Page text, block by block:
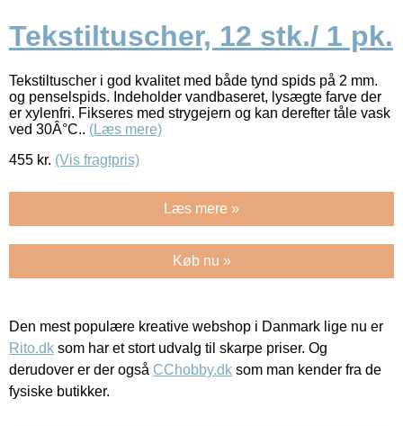
Tekstiltuscher, 12 stk./ 1 pk.
Tekstiltuscher i god kvalitet med både tynd spids på 2 mm.
og penselspids. Indeholder vandbaseret, lysægte farve der
er xylenfri. Fikseres med strygejern og kan derefter tåle vask
ved 30Â°C.. (Læs mere)
455 kr. (Vis fragtpris)
Læs mere »
Køb nu »
Den mest populære kreative webshop i Danmark lige nu er
Rito.dk som har et stort udvalg til skarpe priser. Og
derudover er der også CChobby.dk som man kender fra de
fysiske butikker.